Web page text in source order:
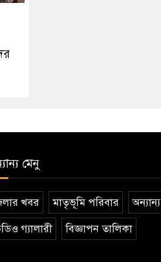
মেনু
খবর মাতৃভূমি পরিবার অন্যান্য
গ্যালারী বিজ্ঞাপন তালিকা